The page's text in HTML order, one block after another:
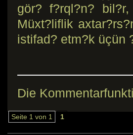
gör? f?rql?n?
Müxt?liflik
istifad? etm?k üçün
Die
Seite 1 von 1 1